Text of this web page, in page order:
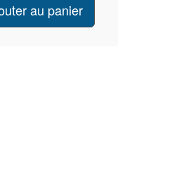
au panier